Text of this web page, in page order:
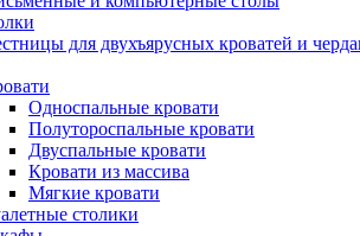
для двухъярусных кроватей и
Односпальные кровати
Полутороспальные кровати
Двуспальные кровати
Кровати из массива
Мягкие кровати
столики